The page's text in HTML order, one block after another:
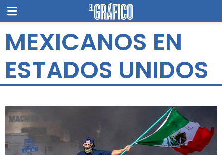
MEXICANOS EN
ESTADOS UNIDOS